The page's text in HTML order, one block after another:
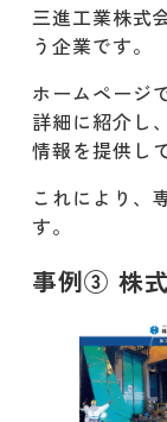
三進工業株式
う企業です。​
ホームページ
詳細に紹介し
情報を提供し
これにより、
す。
事例③ 株